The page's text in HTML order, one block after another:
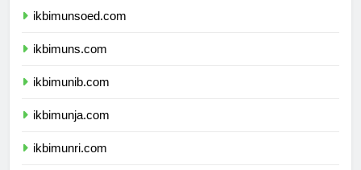
ikbimunsoed.com
ikbimuns.com
ikbimunib.com
ikbimunja.com
ikbimunri.com